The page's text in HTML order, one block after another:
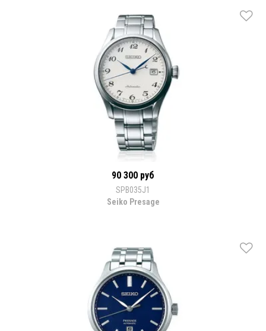
90 300 руб
SPB035J1
Seiko Presage